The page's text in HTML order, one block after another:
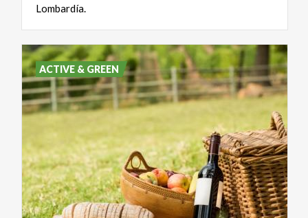
Lombardía.
ACTIVE & GREEN